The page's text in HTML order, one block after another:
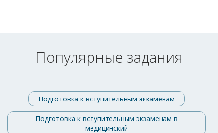
Популярные задания
Подготовка к вступительным экзаменам
Подготовка к вступительным экзаменам в
медицинский